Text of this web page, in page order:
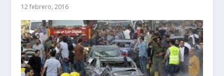
12 febrero, 2016